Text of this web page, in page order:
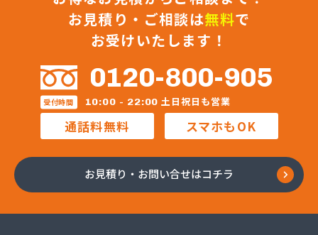
お見積り・ご相談は無料で
お受けいたします！
0120-800-905
受付時間 10:00 - 22:00 土日祝日も営業
通話料無料 スマホもOK
お見積り・お問い合せはコチラ